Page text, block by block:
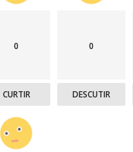
0
CURTIR
0
DESCUTIR